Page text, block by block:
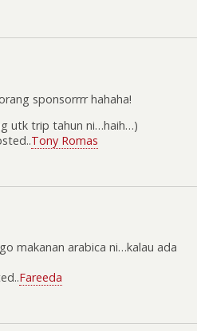
sponsorrrr hahaha!
utk trip tahun ni…haih…)
Tony Romas
makanan arabica ni…kalau ada
Fareeda